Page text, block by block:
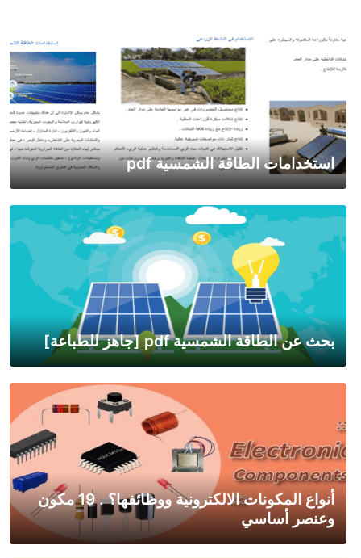
استخدامات الطاقة الشمسية pdf
بحث عن الطاقة الشمسية pdf [جاهز للطباعة]
أنواع المكونات الالكترونية ووظائفها؟ . 19 مكون
وعنصر أساسي